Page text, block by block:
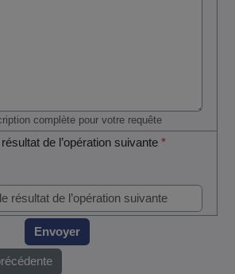
complète pour votre requête
de l’opération suivante*
Envoyer